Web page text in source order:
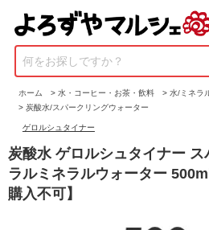
何をお探しですか？
ホーム > 水・コーヒー・お茶・飲料 > 水/ミネラ
> 炭酸水/スパークリングウォーター
ゲロルシュタイナー
炭酸水 ゲロルシュタイナー
ラルミネラルウォーター
購入不可】